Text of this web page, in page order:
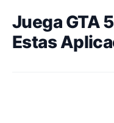
Juega GTA
Estas